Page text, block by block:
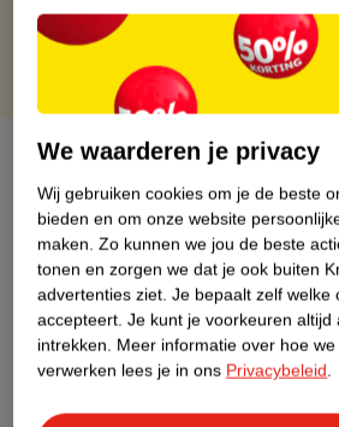
Over dit product
Productinformatie
Etiketinformatie
Nature Impact Score
Impact Score.
We waarderen je privacy
Wij gebruiken cookies om je de beste
bieden en om onze website
maken. Zo kunnen we jou de beste
tonen en zorgen we dat je ook buiten
advertenties ziet. Je bepaalt zelf welke
accepteert. Je kunt je voorkeuren altijd
intrekken. Meer informatie over hoe
verwerken lees je in ons Privacybeleid.